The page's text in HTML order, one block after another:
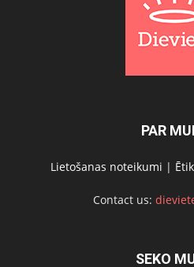
PAR
Lietošanas noteikumi |
Contact us:
SEKO